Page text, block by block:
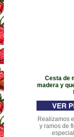
Cesta de
madera y
Realizamos
y ramos de